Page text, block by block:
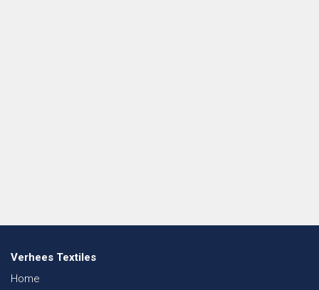
Verhees Textiles
Home